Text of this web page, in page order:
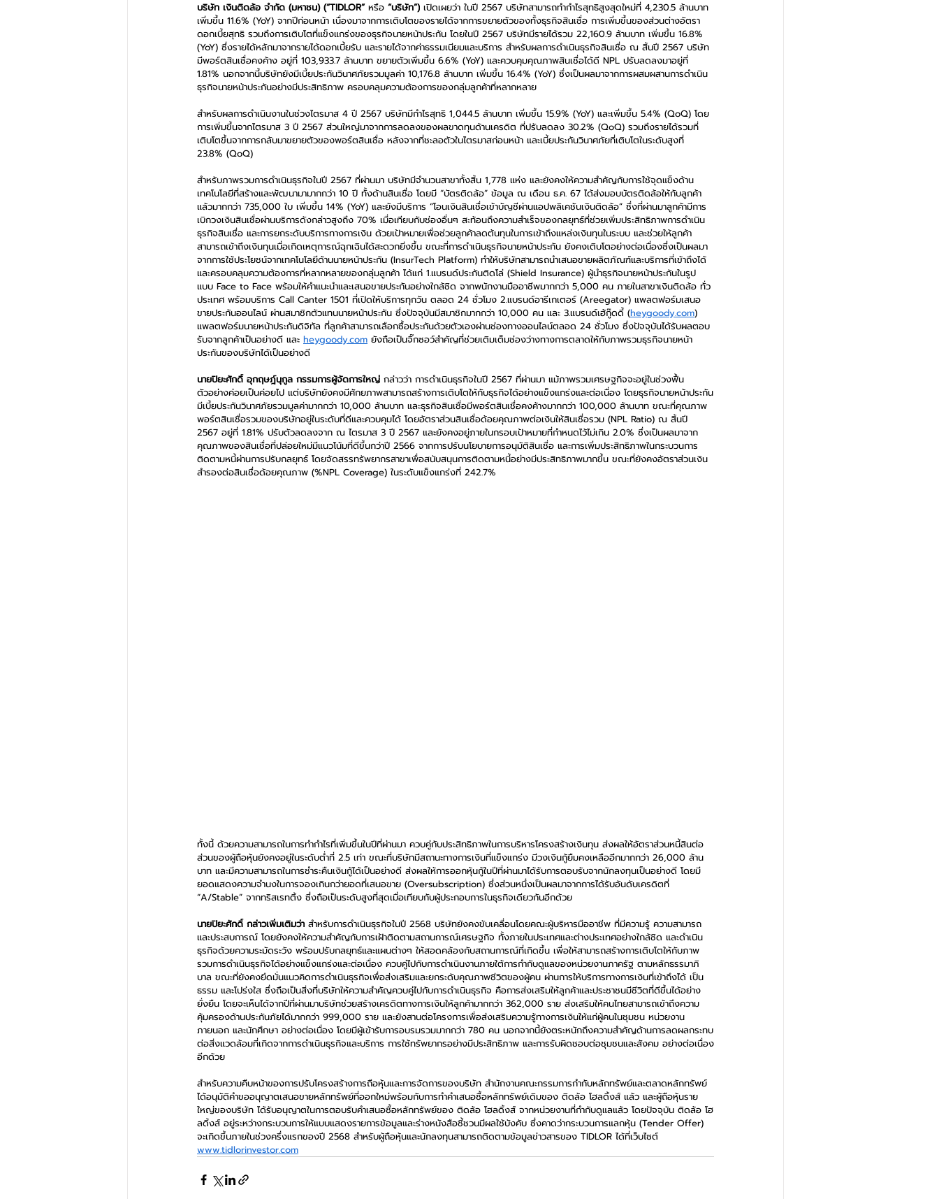
บริษัท เงินติดล้อ จำกัด (มหาชน) (“TIDLOR” หรือ “บริษัท”) เปิดเผยว่า ในปี 2567 บริษัทสามารถทำกำไรสุทธิสูงสุดใหม่ที่ 4,230.5 ล้านบาท
เพิ่มขึ้น 11.6% (YoY) จากปีก่อนหน้า เนื่องมาจากการเติบโตของรายได้จากการขยายตัวของทั้งธุรกิจสินเชื่อ การเพิ่มขึ้นของส่วนต่างอัตรา
ดอกเบี้ยสุทธิ รวมถึงการเติบโตที่แข็งแกร่งของธุรกิจนายหน้าประกัน โดยในปี 2567 บริษัทมีรายได้รวม 22,160.9 ล้านบาท เพิ่มขึ้น 16.8%
(YoY) ซึ่งรายได้หลักมาจากรายได้ดอกเบี้ยรับ และรายได้จากค่าธรรมเนียมและบริการ สำหรับผลการดำเนินธุรกิจสินเชื่อ ณ สิ้นปี 2567 บริษัท
มีพอร์ตสินเชื่อคงค้าง อยู่ที่ 103,933.7 ล้านบาท ขยายตัวเพิ่มขึ้น 6.6% (YoY) และควบคุมคุณภาพสินเชื่อได้ดี NPL ปรับลดลงมาอยู่ที่
1.81% นอกจากนี้บริษัทยังมีเบี้ยประกันวินาศภัยรวมมูลค่า 10,176.8 ล้านบาท เพิ่มขึ้น 16.4% (YoY) ซึ่งเป็นผลมาจากการผสมผสานการดำเนิน
ธุรกิจนายหน้าประกันอย่างมีประสิทธิภาพ ครอบคลุมความต้องการของกลุ่มลูกค้าที่หลากหลาย
สำหรับผลการดำเนินงานในช่วงไตรมาส 4 ปี 2567 บริษัทมีกำไรสุทธิ 1,044.5 ล้านบาท เพิ่มขึ้น 15.9% (YoY) และเพิ่มขึ้น 5.4% (QoQ) โดย
การเพิ่มขึ้นจากไตรมาส 3 ปี 2567 ส่วนใหญ่มาจากการลดลงของผลขาดทุนด้านเครดิต ที่ปรับลดลง 30.2% (QoQ) รวมถึงรายได้รวมที่
เติบโตขึ้นจากการกลับมาขยายตัวของพอร์ตสินเชื่อ หลังจากที่ชะลอตัวในไตรมาสก่อนหน้า และเบี้ยประกันวินาศภัยที่เติบโตในระดับสูงที่
23.8% (QoQ)
สำหรับภาพรวมการดำเนินธุรกิจในปี 2567 ที่ผ่านมา บริษัทมีจำนวนสาขาทั้งสิ้น 1,778 แห่ง และยังคงให้ความสำคัญกับการใช้จุดแข็งด้าน
เทคโนโลยีที่สร้างและพัฒนามามากกว่า 10 ปี ทั้งด้านสินเชื่อ โดยมี “บัตรติดล้อ” ข้อมูล ณ เดือน ธ.ค. 67 ได้ส่งมอบบัตรติดล้อให้กับลูกค้า
แล้วมากกว่า 735,000 ใบ เพิ่มขึ้น 14% (YoY) และยังมีบริการ “โอนเงินสินเชื่อเข้าบัญชีผ่านแอปพลิเคชันเงินติดล้อ” ซึ่งที่ผ่านมาลูกค้ามีการ
เบิกวงเงินสินเชื่อผ่านบริการดังกล่าวสูงถึง 70% เมื่อเทียบกับช่องอื่นๆ สะท้อนถึงความสำเร็จของกลยุทธ์ที่ช่วยเพิ่มประสิทธิภาพการดำเนิน
ธุรกิจสินเชื่อ และการยกระดับบริการทางการเงิน ด้วยเป้าหมายเพื่อช่วยลูกค้าลดต้นทุนในการเข้าถึงแหล่งเงินทุนในระบบ และช่วยให้ลูกค้า
สามารถเข้าถึงเงินทุนเมื่อเกิดเหตุการณ์ฉุกเฉินได้สะดวกยิ่งขึ้น ขณะที่การดำเนินธุรกิจนายหน้าประกัน ยังคงเติบโตอย่างต่อเนื่องซึ่งเป็นผลมา
จากการใช้ประโยชน์จากเทคโนโลยีด้านนายหน้าประกัน (InsurTech Platform) ทำให้บริษัทสามารถนำเสนอขายผลิตภัณฑ์และบริการที่เข้าถึงได้
และครอบคลุมความต้องการที่หลากหลายของกลุ่มลูกค้า ได้แก่ 1.แบรนด์ประกันติดโล่ (Shield Insurance) ผู้นำธุรกิจนายหน้าประกันในรูป
แบบ Face to Face พร้อมให้คำแนะนำและเสนอขายประกันอย่างใกล้ชิด จากพนักงานมืออาชีพมากกว่า 5,000 คน ภายในสาขาเงินติดล้อ ทั่ว
ประเทศ พร้อมบริการ Call Canter 1501 ที่เปิดให้บริการทุกวัน ตลอด 24 ชั่วโมง 2.แบรนด์อารีเกเตอร์ (Areegator) แพลตฟอร์มเสนอ
ขายประกันออนไลน์ ผ่านสมาชิกตัวแทนนายหน้าประกัน ซึ่งปัจจุบันมีสมาชิกมากกว่า 10,000 คน และ 3.แบรนด์เฮ้กู๊ดดี้ (heygoody.com)
แพลตฟอร์มนายหน้าประกันดิจิทัล ที่ลูกค้าสามารถเลือกซื้อประกันด้วยตัวเองผ่านช่องทางออนไลน์ตลอด 24 ชั่วโมง ซึ่งปัจจุบันได้รับผลตอบ
รับจากลูกค้าเป็นอย่างดี และ heygoody.com ยังถือเป็นจิ๊กซอว์สำคัญที่ช่วยเติมเต็มช่องว่างทางการตลาดให้กับภาพรวมธุรกิจนายหน้า
ประกันของบริษัทได้เป็นอย่างดี
นายปิยะศักดิ์ อุกฤษฎ์นุกูล กรรมการผู้จัดการใหญ่ กล่าวว่า การดำเนินธุรกิจในปี 2567 ที่ผ่านมา แม้ภาพรวมเศรษฐกิจจะอยู่ในช่วงฟื้น
ตัวอย่างค่อยเป็นค่อยไป แต่บริษัทยังคงมีศักยภาพสามารถสร้างการเติบโตให้กับธุรกิจได้อย่างแข็งแกร่งและต่อเนื่อง โดยธุรกิจนายหน้าประกัน
มีเบี้ยประกันวินาศภัยรวมมูลค่ามากกว่า 10,000 ล้านบาท และธุรกิจสินเชื่อมีพอร์ตสินเชื่อคงค้างมากกว่า 100,000 ล้านบาท ขณะที่คุณภาพ
พอร์ตสินเชื่อรวมของบริษัทอยู่ในระดับที่ดีและควบคุมได้ โดยอัตราส่วนสินเชื่อด้อยคุณภาพต่อเงินให้สินเชื่อรวม (NPL Ratio) ณ สิ้นปี
2567 อยู่ที่ 1.81% ปรับตัวลดลงจาก ณ ไตรมาส 3 ปี 2567 และยังคงอยู่ภายในกรอบเป้าหมายที่กำหนดไว้ไม่เกิน 2.0% ซึ่งเป็นผลมาจาก
คุณภาพของสินเชื่อที่ปล่อยใหม่มีแนวโน้มที่ดีขึ้นกว่าปี 2566 จากการปรับนโยบายการอนุมัติสินเชื่อ และการเพิ่มประสิทธิภาพในกระบวนการ
ติดตามหนี้ผ่านการปรับกลยุทธ์ โดยจัดสรรทรัพยากรสาขาเพื่อสนับสนุนการติดตามหนี้อย่างมีประสิทธิภาพมากขึ้น ขณะที่ยังคงอัตราส่วนเงิน
สำรองต่อสินเชื่อด้อยคุณภาพ (%NPL Coverage) ในระดับแข็งแกร่งที่ 242.7%
ทั้งนี้ ด้วยความสามารถในการทำกำไรที่เพิ่มขึ้นในปีที่ผ่านมา ควบคู่กับประสิทธิภาพในการบริหารโครงสร้างเงินทุน ส่งผลให้อัตราส่วนหนี้สินต่อ
ส่วนของผู้ถือหุ้นยังคงอยู่ในระดับต่ำที่ 2.5 เท่า ขณะที่บริษัทมีสถานะทางการเงินที่แข็งแกร่ง มีวงเงินกู้ยืมคงเหลืออีกมากกว่า 26,000 ล้าน
บาท และมีความสามารถในการชำระคืนเงินกู้ได้เป็นอย่างดี ส่งผลให้การออกหุ้นกู้ในปีที่ผ่านมาได้รับการตอบรับจากนักลงทุนเป็นอย่างดี โดยมี
ยอดแสดงความจำนงในการจองเกินกว่ายอดที่เสนอขาย (Oversubscription) ซึ่งส่วนหนึ่งเป็นผลมาจากการได้รับอันดับเครดิตที่
“A/Stable” จากทริสเรทติ้ง ซึ่งถือเป็นระดับสูงที่สุดเมื่อเทียบกับผู้ประกอบการในธุรกิจเดียวกันอีกด้วย
นายปิยะศักดิ์ กล่าวเพิ่มเติมว่า สำหรับการดำเนินธุรกิจในปี 2568 บริษัทยังคงขับเคลื่อนโดยคณะผู้บริหารมืออาชีพ ที่มีความรู้ ความสามารถ
และประสบการณ์ โดยยังคงให้ความสำคัญกับการเฝ้าติดตามสถานการณ์เศรษฐกิจ ทั้งภายในประเทศและต่างประเทศอย่างใกล้ชิด และดำเนิน
ธุรกิจด้วยความระมัดระวัง พร้อมปรับกลยุทธ์และแผนต่างๆ ให้สอดคล้องกับสถานการณ์ที่เกิดขึ้น เพื่อให้สามารถสร้างการเติบโตให้กับภาพ
รวมการดำเนินธุรกิจได้อย่างแข็งแกร่งและต่อเนื่อง ควบคู่ไปกับการดำเนินงานภายใต้การกำกับดูแลของหน่วยงานภาครัฐ ตามหลักธรรมาภิ
บาล ขณะที่ยังคงยึดมั่นแนวคิดการดำเนินธุรกิจเพื่อส่งเสริมและยกระดับคุณภาพชีวิตของผู้คน ผ่านการให้บริการทางการเงินที่เข้าถึงได้ เป็น
ธรรม และโปร่งใส ซึ่งถือเป็นสิ่งที่บริษัทให้ความสำคัญควบคู่ไปกับการดำเนินธุรกิจ คือการส่งเสริมให้ลูกค้าและประชาชนมีชีวิตที่ดีขึ้นได้อย่าง
ยั่งยืน โดยจะเห็นได้จากปีที่ผ่านมาบริษัทช่วยสร้างเครดิตทางการเงินให้ลูกค้ามากกว่า 362,000 ราย ส่งเสริมให้คนไทยสามารถเข้าถึงความ
คุ้มครองด้านประกันภัยได้มากกว่า 999,000 ราย และยังสานต่อโครงการเพื่อส่งเสริมความรู้ทางการเงินให้แก่ผู้คนในชุมชน หน่วยงาน
ภายนอก และนักศึกษา อย่างต่อเนื่อง โดยมีผู้เข้ารับการอบรมรวมมากกว่า 780 คน นอกจากนี้ยังตระหนักถึงความสำคัญด้านการลดผลกระทบ
ต่อสิ่งแวดล้อมที่เกิดจากการดำเนินธุรกิจและบริการ การใช้ทรัพยากรอย่างมีประสิทธิภาพ และการรับผิดชอบต่อชุมชนและสังคม อย่างต่อเนื่อง
อีกด้วย
สำหรับความคืบหน้าของการปรับโครงสร้างการถือหุ้นและการจัดการของบริษัท สํานักงานคณะกรรมการกํากับหลักทรัพย์และตลาดหลักทรัพย์
ได้อนุมัติคําขออนุญาตเสนอขายหลักทรัพย์ที่ออกใหม่พร้อมกับการทําคําเสนอซื้อหลักทรัพย์เดิมของ ติดล้อ โฮลดิ้งส์ แล้ว และผู้ถือหุ้นราย
ใหญ่ของบริษัท ได้รับอนุญาตในการตอบรับคำเสนอซื้อหลักทรัพย์ของ ติดล้อ โฮลดิ้งส์ จากหน่วยงานที่กำกับดูแลแล้ว โดยปัจจุบัน ติดล้อ โฮ
ลดิ้งส์ อยู่ระหว่างกระบวนการให้แบบแสดงรายการข้อมูลและร่างหนังสือชี้ชวนมีผลใช้บังคับ ซึ่งคาดว่ากระบวนการแลกหุ้น (Tender Offer)
จะเกิดขึ้นภายในช่วงครึ่งแรกของปี 2568 สำหรับผู้ถือหุ้นและนักลงทุนสามารถติดตามข้อมูลข่าวสารของ TIDLOR ได้ที่เว็บไซต์
www.tidlorinvestor.com